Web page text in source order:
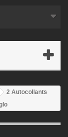
2 Autocollants